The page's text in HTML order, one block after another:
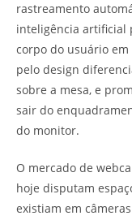
rastreamento
inteligência artificial
corpo do usuário
pelo design
sobre a mesa, e
sair do
do monitor.
O mercado de
hoje disputam
existiam em